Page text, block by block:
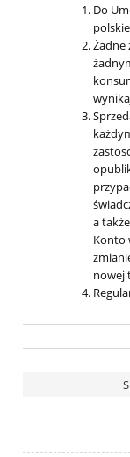
Do
Żadne
a
Konto
nowej